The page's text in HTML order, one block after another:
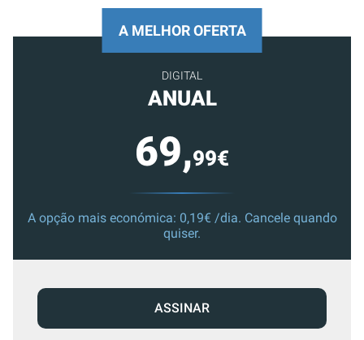
A MELHOR OFERTA
DIGITAL
ANUAL
69,99€
A opção mais económica: 0,19€ /dia. Cancele quando
quiser.
ASSINAR